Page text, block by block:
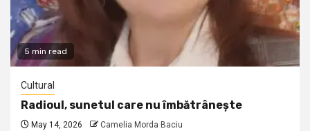
5 min read
Cultural
Radioul, sunetul care nu îmbătrânește
May 14, 2026 Camelia Morda Baciu